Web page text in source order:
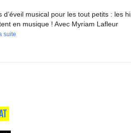
d’éveil musical pour les tout petits : les
en musique ! Avec Myriam Lafleur
suite